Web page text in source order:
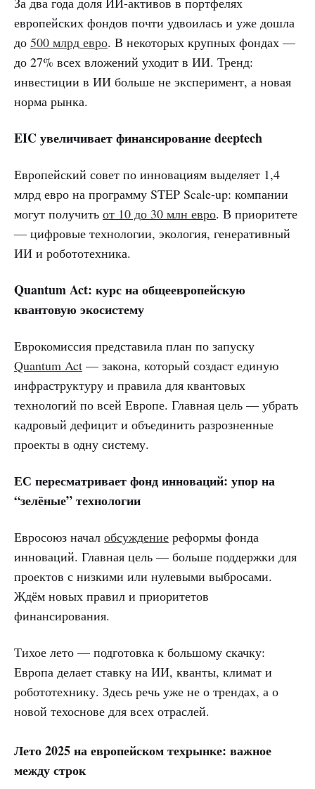
европейских фондов почти удвоилась и уже дошла
до 500 млрд евро. В некоторых крупных фондах —
до 27% всех вложений уходит в ИИ. Тренд:
инвестиции в ИИ больше не эксперимент, а новая
норма рынка.
EIC увеличивает финансирование deeptech
Европейский совет по инновациям выделяет 1,4
млрд евро на программу STEP Scale-up: компании
могут получить от 10 до 30 млн евро. В приоритете
— цифровые технологии, экология, генеративный
ИИ и робототехника.
Quantum Act: курс на общеевропейскую
квантовую экосистему
Еврокомиссия представила план по запуску
Quantum Act — закона, который создаст единую
инфраструктуру и правила для квантовых
технологий по всей Европе. Главная цель — убрать
кадровый дефицит и объединить разрозненные
проекты в одну систему.
ЕС пересматривает фонд инноваций: упор на
“зелёные” технологии
Евросоюз начал обсуждение реформы фонда
инноваций. Главная цель — больше поддержки для
проектов с низкими или нулевыми выбросами.
Ждём новых правил и приоритетов
финансирования.
Тихое лето — подготовка к большому скачку:
Европа делает ставку на ИИ, кванты, климат и
робототехнику. Здесь речь уже не о трендах, а о
новой техоснове для всех отраслей.
Лето 2025 на европейском техрынке: важное
между строк